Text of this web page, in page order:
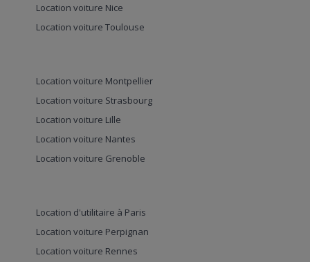
Location voiture Nice
Location voiture Toulouse
Location voiture Montpellier
Location voiture Strasbourg
Location voiture Lille
Location voiture Nantes
Location voiture Grenoble
Location d'utilitaire à Paris
Location voiture Perpignan
Location voiture Rennes